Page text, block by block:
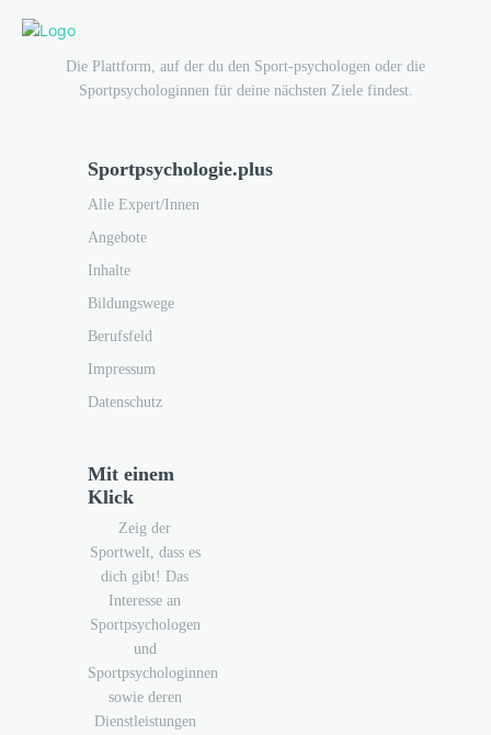
Die Plattform, auf der du den Sport-psychologen oder die
Sportpsychologinnen für deine nächsten Ziele findest.
Sportpsychologie.plus
Alle Expert/Innen
Angebote
Inhalte
Bildungswege
Berufsfeld
Impressum
Datenschutz
Mit einem
Klick
Zeig der
Sportwelt, dass es
dich gibt! Das
Interesse an
Sportpsychologen
und
Sportpsychologinnen
sowie deren
Dienstleistungen